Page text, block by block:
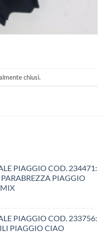
chiusi.
PIAGGIO COD. 234471:
PIAGGIO
PIAGGIO COD. 233756:
PIAGGIO CIAO